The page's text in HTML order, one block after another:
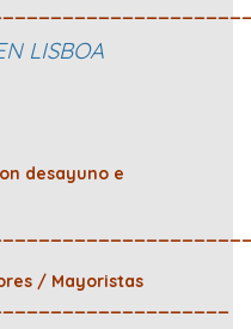
LISBOA
desayuno e
/ Mayoristas